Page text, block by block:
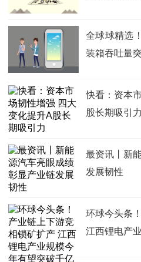
全球球精选
装箱吞吐量
快看：资本
股长期吸引力
最资讯丨新
发展韧性
环球今头条
江西锂电产